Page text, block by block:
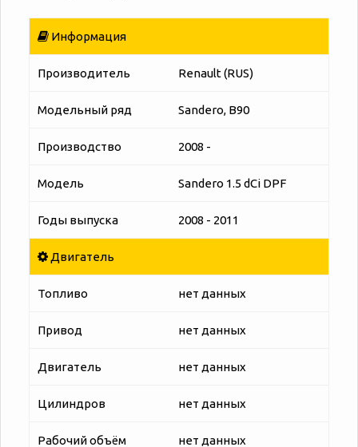
Информация
Производитель Renault (RUS)
Модельный ряд Sandero, B90
Производство 2008 -
Модель Sandero 1.5 dCi DPF
Годы выпуска 2008 - 2011
Двигатель
Топливо нет данных
Привод нет данных
Двигатель нет данных
Цилиндров нет данных
Рабочий объём нет данных